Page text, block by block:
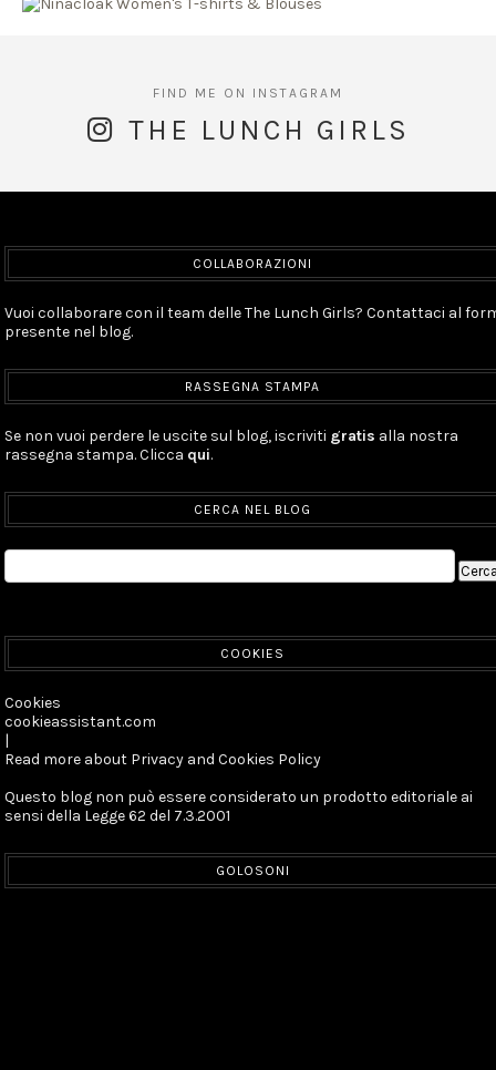
THE LUNCH GIRLS
COLLABORAZIONI
Vuoi collaborare con il team delle The Lunch Girls? Contattaci al
presente nel blog.
RASSEGNA STAMPA
Se non vuoi perdere le uscite sul blog, iscriviti gratis alla nostra
rassegna stampa. Clicca qui.
CERCA NEL BLOG
COOKIES
Cookies
cookieassistant.com
|
Read more about Privacy and Cookies Policy
Questo blog non può essere considerato un prodotto editoriale ai
sensi della Legge 62 del 7.3.2001
GOLOSONI